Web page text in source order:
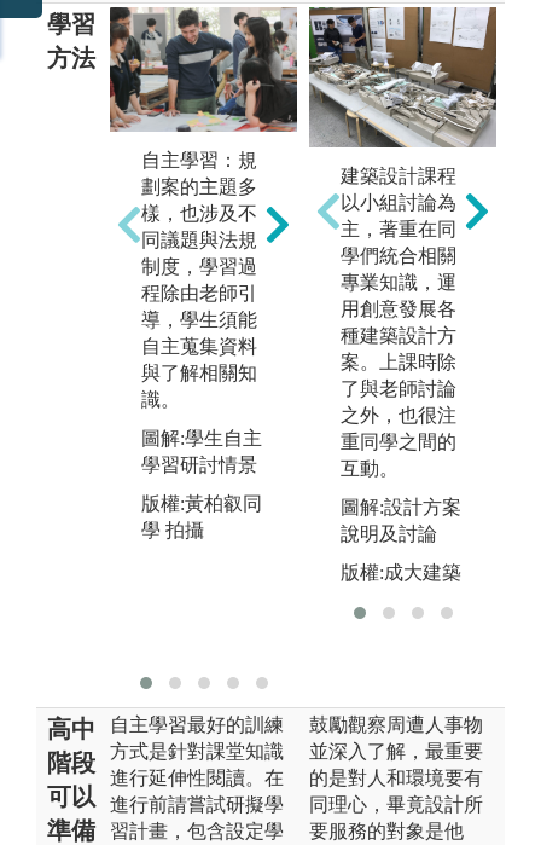
學習
方法
自主學習：規
劃案的主題多
樣，也涉及不
同議題與法規
制度，學習過
程除由老師引
導，學生須能
自主蒐集資料
與了解相關知
識。
圖解:學生自主
學習研討情景
版權:黃柏叡同
學 拍攝
生實際操作規
劃案，結合理
論知識與技
能，進行田野
調查、資料分
析、提案設計
與方案評估，
除須應用專業
能力，過程中
更重視團隊合
作、分工與溝
通協調。
圖解:規劃實作
課程學生簡報
案例分析情景
版權:黃柏叡同
建築設計課程
以小組討論為
主，著重在同
學們統合相關
專業知識，運
用創意發展各
種建築設計方
案。上課時除
了與老師討論
之外，也很注
重同學之間的
互動。
圖解:設計方案
說明及討論
版權:成大建築
高中
階段
可以
準備
自主學習最好的訓練
方式是針對課堂知識
進行延伸性閱讀。在
進行前請嘗試研擬學
習計畫，包含設定學
鼓勵觀察周遭人事物
並深入了解，最重要
的是對人和環境要有
同理心，畢竟設計所
要服務的對象是他